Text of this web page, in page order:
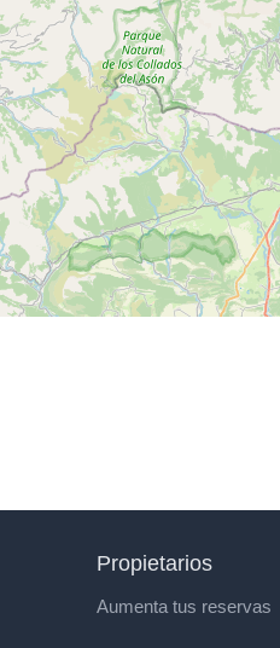
Propietarios
Aumenta tus reservas